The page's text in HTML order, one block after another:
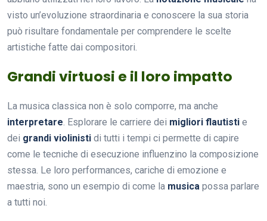
visto un’evoluzione straordinaria e conoscere la sua storia
può risultare fondamentale per comprendere le scelte
artistiche fatte dai compositori.
Grandi virtuosi e il loro impatto
La musica classica non è solo comporre, ma anche
interpretare . Esplorare le carriere dei migliori flautisti e
dei grandi violinisti di tutti i tempi ci permette di capire
come le tecniche di esecuzione influenzino la composizione
stessa. Le loro performances, cariche di emozione e
maestria, sono un esempio di come la musica possa parlare
a tutti noi.